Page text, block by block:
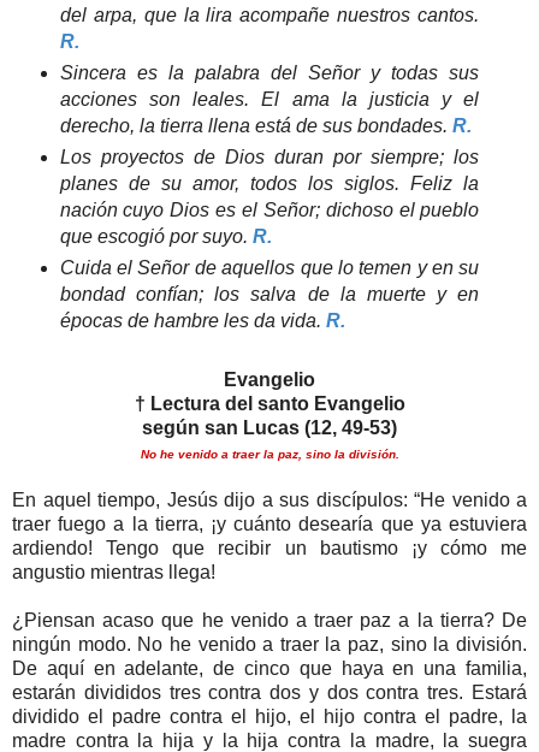
del arpa, que la lira acompañe nuestros cantos.
R.
Sincera es la palabra del Señor y todas sus
acciones son leales. El ama la justicia y el
derecho, la tierra llena está de sus bondades. R.
Los proyectos de Dios duran por siempre; los
planes de su amor, todos los siglos. Feliz la
nación cuyo Dios es el Señor; dichoso el pueblo
que escogió por suyo. R.
Cuida el Señor de aquellos que lo temen y en su
bondad confían; los salva de la muerte y en
épocas de hambre les da vida. R.
Evangelio
† Lectura del santo Evangelio
según san Lucas (12, 49-53)
No he venido a traer la paz, sino la división.
En aquel tiempo, Jesús dijo a sus discípulos: “He venido a
traer fuego a la tierra, ¡y cuánto desearía que ya estuviera
ardiendo! Tengo que recibir un bautismo ¡y cómo me
angustio mientras llega!
¿Piensan acaso que he venido a traer paz a la tierra? De
ningún modo. No he venido a traer la paz, sino la división.
De aquí en adelante, de cinco que haya en una familia,
estarán divididos tres contra dos y dos contra tres. Estará
dividido el padre contra el hijo, el hijo contra el padre, la
madre contra la hija y la hija contra la madre, la suegra